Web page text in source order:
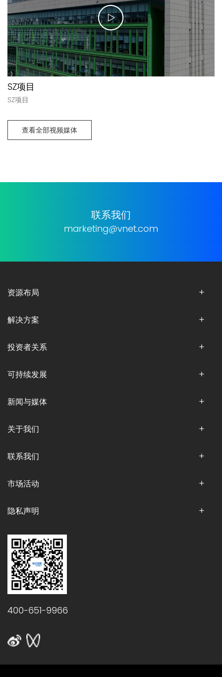
SZ项目
SZ项目
查看全部视频媒体
联系我们
marketing@vnet.com
资源布局
解决方案
投资者关系
可持续发展
新闻与媒体
关于我们
联系我们
市场活动
隐私声明
400-651-9966